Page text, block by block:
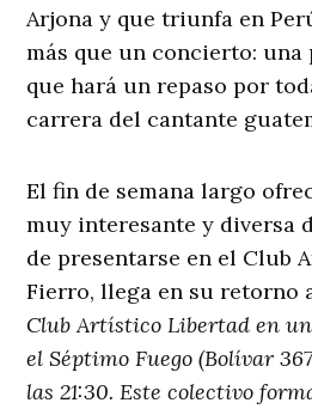
Arjona y que triunfa en
más que un concierto: una
que hará un repaso por
carrera del cantante
El fin de semana largo
muy interesante y diversa
de presentarse en el Club
Fierro, llega en su retorno
Club Artístico Libertad en
el Séptimo Fuego (Bolívar
las 21:30. Este colectivo